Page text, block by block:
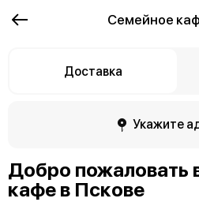
Семейное
Доставка
Укажите
Добро пожаловать
кафе в Пскове